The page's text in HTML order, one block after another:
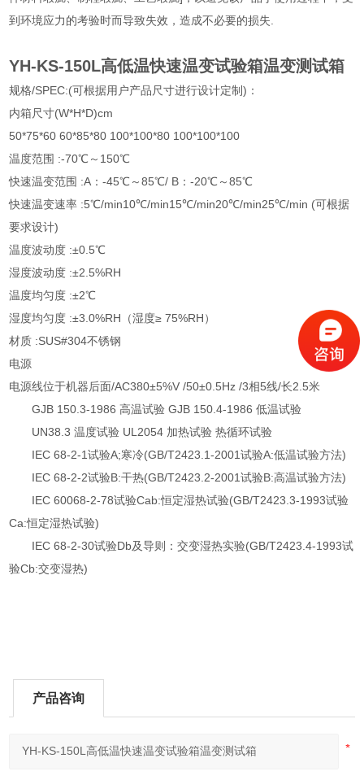
到环境应力的考验时而导致失效，造成不必要的损失.
YH-KS-150L高低温快速温变试验箱温变测试箱
规格/SPEC:(可根据用户产品尺寸进行设计定制)：
内箱尺寸(W*H*D)cm
50*75*60 60*85*80 100*100*80 100*100*100
温度范围 :-70℃～150℃
快速温变范围 :A：-45℃～85℃/ B：-20℃～85℃
快速温变速率 :5℃/min10℃/min15℃/min20℃/min25℃/min (可根据
要求设计)
温度波动度 :±0.5℃
湿度波动度 :±2.5%RH
温度均匀度 :±2℃
湿度均匀度 :±3.0%RH（湿度≥ 75%RH）
材质 :SUS#304不锈钢
电源
电源线位于机器后面/AC380±5%V /50±0.5Hz /3相5线/长2.5米
GJB 150.3-1986 高温试验 GJB 150.4-1986 低温试验
UN38.3 温度试验 UL2054 加热试验 热循环试验
IEC 68-2-1试验A;寒冷(GB/T2423.1-2001试验A:低温试验方法)
IEC 68-2-2试验B:干热(GB/T2423.2-2001试验B:高温试验方法)
IEC 60068-2-78试验Cab:恒定湿热试验(GB/T2423.3-1993试验
Ca:恒定湿热试验)
IEC 68-2-30试验Db及导则：交变湿热实验(GB/T2423.4-1993试
验Cb:交变湿热)
产品咨询